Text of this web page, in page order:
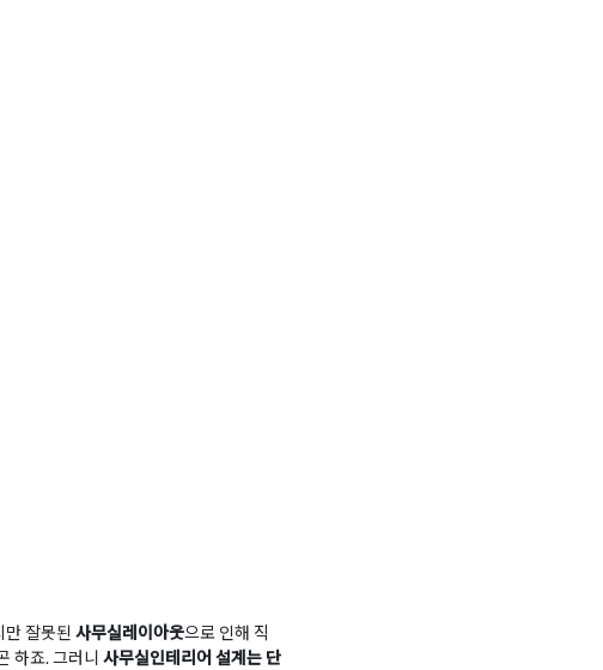
잘못된 사무실레이아웃으로 인해 직
하죠. 그러니 사무실인테리어 설계는 단